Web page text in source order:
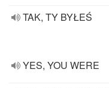
TAK, TY BYŁEŚ
YES, YOU WERE